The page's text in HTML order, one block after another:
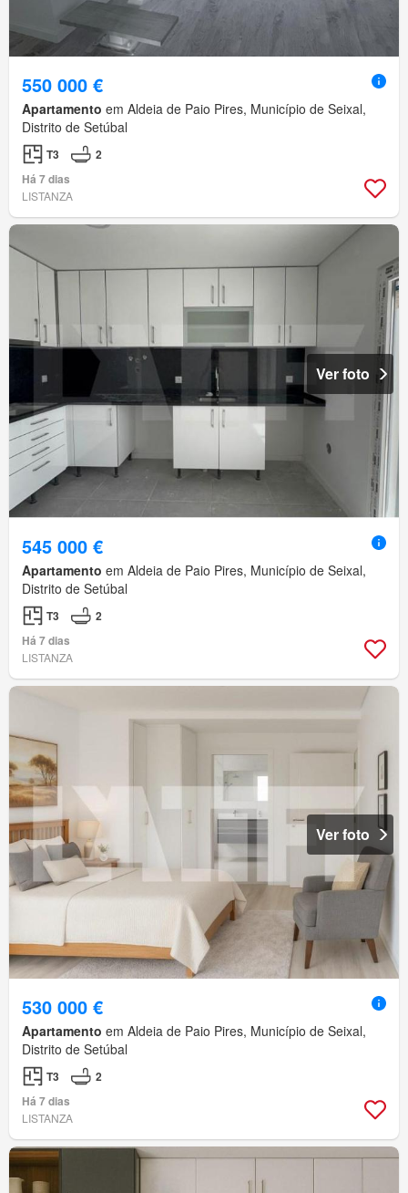
550 000 €
Apartamento em Aldeia de Paio Pires, Município de Seixal,
Distrito de Setúbal
T3
2
Há 7 dias
LISTANZA
Ver foto
545 000 €
Apartamento em Aldeia de Paio Pires, Município de Seixal,
Distrito de Setúbal
T3
2
Há 7 dias
LISTANZA
Ver foto
530 000 €
Apartamento em Aldeia de Paio Pires, Município de Seixal,
Distrito de Setúbal
T3
2
Há 7 dias
LISTANZA